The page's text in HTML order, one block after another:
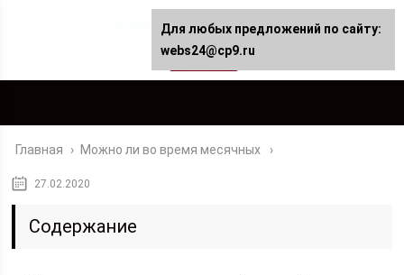
Главная › Можно ли во время месячных
27.02.2020
Содержание
Для любых предложений по сайту:
webs24@cp9.ru